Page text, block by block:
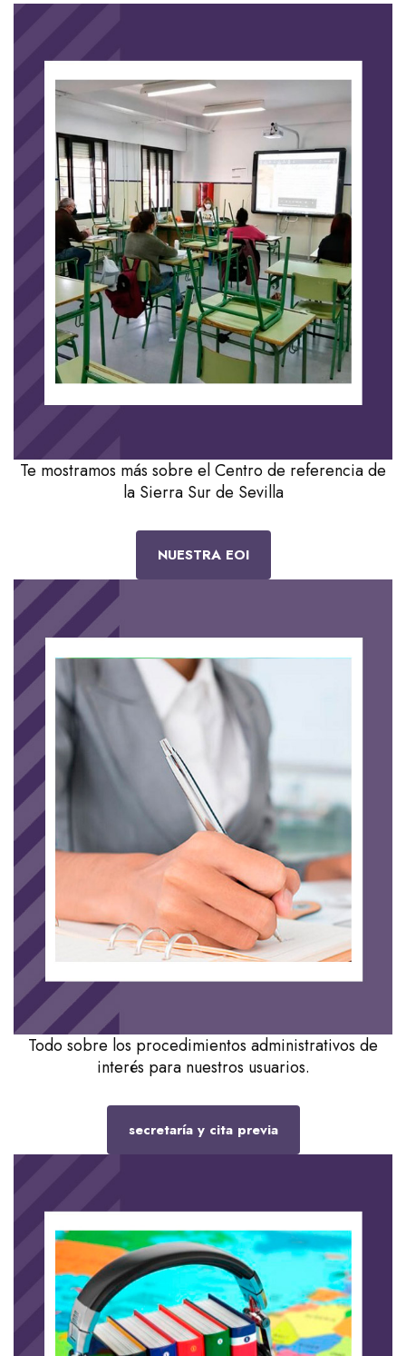
Te mostramos más sobre el Centro de referencia de
la Sierra Sur de Sevilla
NUESTRA EOI
Todo sobre los procedimientos administrativos de
interés para nuestros usuarios.
secretaría y cita previa